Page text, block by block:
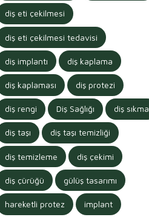
diş eti çekilmesi
diş eti çekilmesi tedavisi
diş implantı diş kaplama
diş kaplaması diş protezi
diş rengi Diş Sağlığı diş sıkma
diş taşı diş taşı temizliği
diş temizleme diş çekimi
diş çürüğü gülüş tasarımı
hareketli protez implant